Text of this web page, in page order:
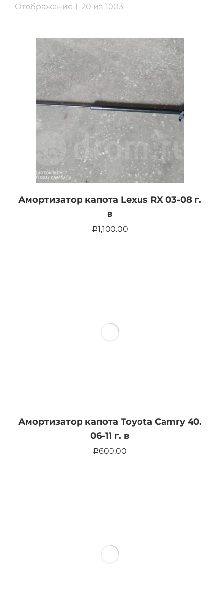
Отображение 1–20 из 1003
Амортизатор капота Lexus RX 03-08 г.
в
Р1,100.00
Амортизатор капота Toyota Camry 40.
06-11 г. в
Р600.00